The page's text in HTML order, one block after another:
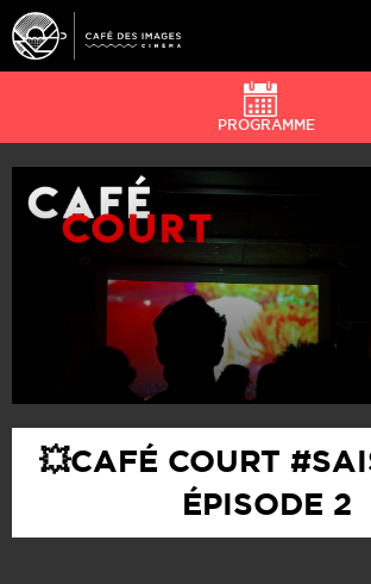
À L’AFFICHE
CAFÉ DU CINÉ
PRATIQUE
ÉDUCATION AUX
PROGRAMME
💥CAFÉ COURT
ÉPISODE 2